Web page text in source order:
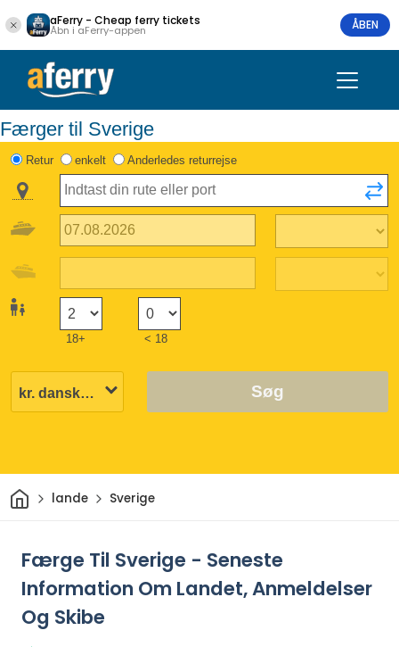
aFerry - Cheap ferry tickets
Åbn i aFerry-appen ÅBEN
Færger til Sverige
Retur enkelt Anderledes returrejse
18+ < 18
Søg
Hjemlande Sverige
Færge Til Sverige - Seneste
Information Om Landet, Anmeldelser
Og Skibe